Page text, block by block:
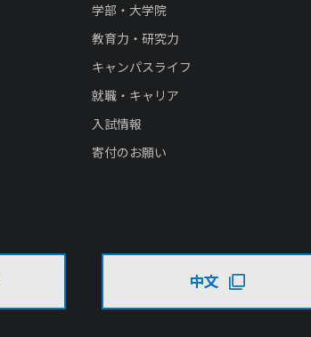
学部・大学院
教育力・研究力
キャンパスライフ
就職・キャリア
入試情報
寄付のお願い
中文